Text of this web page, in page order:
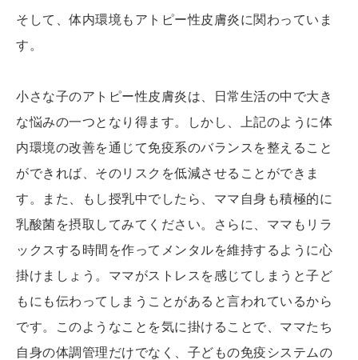
そして、体内環境もアトピー性皮膚炎に関わっていま
す。
小さな子のアトピー性皮膚炎は、日常生活の中で大き
な悩みの一つとなり得ます。しかし、上記のように体
内環境の改善を通じて免疫系のバランスを整えること
ができれば、そのリスクを低減させることができま
す。また、もし授乳中でしたら、ママ自身も積極的に
乳酸菌を摂取してみてください。さらに、ママもリラ
ックスする時間を作ってメンタルを維持するように心
掛けましょう。ママがストレスを感じてしまうと子ど
もにも伝わってしまうことがあると言われているから
です。このようなことを気に掛けることで、ママたち
自身の体調管理だけでなく、子どもの免疫システムの